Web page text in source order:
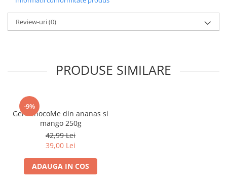
Review-uri(0)
PRODUSE SIMILARE
-9%
Gem chocoMe din ananas si
mango 250g
42,99 Lei
39,00 Lei
ADAUGA IN COS